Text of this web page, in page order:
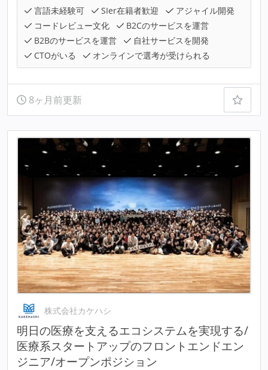
言語未経験可
SIer在籍者歓迎
アジャイル開発
コードレビュー文化
B2Cのサービスを運営
B2Bのサービスを運営
自社サービスを開発
CTOがいる
オンラインで選考が受けられる
8ヶ月前更新
株式会社カケハシ
明⽇の医療を支えるエコシステムを実現する/
医療系スタートアップのフロントエンドエン
ジニア/オープンポジション